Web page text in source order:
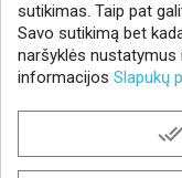
sutikimas. Taip pat
Savo sutikimą bet
naršyklės nustatymus
informacijos Slapukų